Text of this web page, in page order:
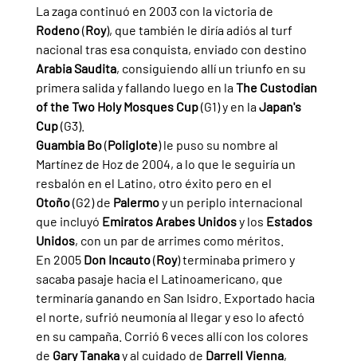
La zaga continuó en 2003 con la victoria de
Rodeno (Roy), que también le diría adiós al turf
nacional tras esa conquista, enviado con destino
Arabia Saudita, consiguiendo allí un triunfo en su
primera salida y fallando luego en la The Custodian
of the Two Holy Mosques Cup (G1) y en la Japan's
Cup (G3).
Guambia Bo (Poliglote) le puso su nombre al
Martínez de Hoz de 2004, a lo que le seguiría un
resbalón en el Latino, otro éxito pero en el
Otoño (G2) de Palermo y un periplo internacional
que incluyó Emiratos Arabes Unidos y los Estados
Unidos, con un par de arrimes como méritos.
En 2005 Don Incauto (Roy) terminaba primero y
sacaba pasaje hacia el Latinoamericano, que
terminaría ganando en San Isidro. Exportado hacia
el norte, sufrió neumonía al llegar y eso lo afectó
en su campaña. Corrió 6 veces allí con los colores
de Gary Tanaka y al cuidado de Darrell Vienna,